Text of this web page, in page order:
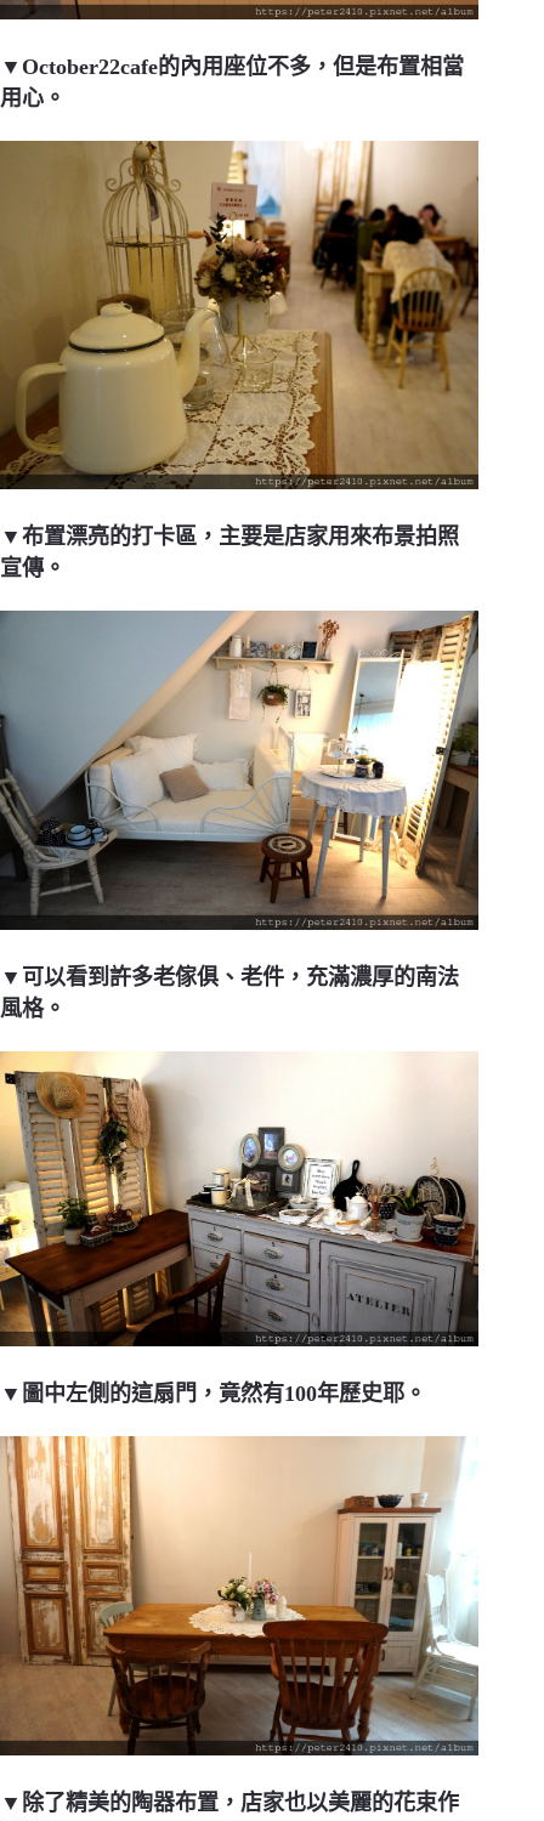
▼October22cafe的內用座位不多，但是布置相當
用心。
▼布置漂亮的打卡區，主要是店家用來布景拍照
宣傳。
▼可以看到許多老傢俱、老件，充滿濃厚的南法
風格。
▼圖中左側的這扇門，竟然有100年歷史耶。
▼除了精美的陶器布置，店家也以美麗的花束作